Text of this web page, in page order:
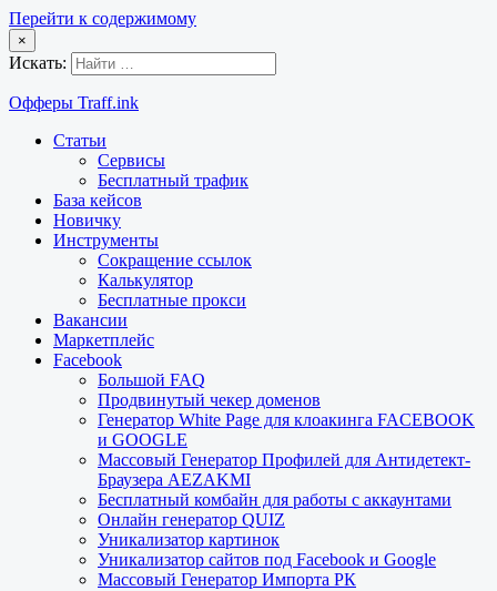
Перейти к содержимому
×
Искать:
Офферы Traff.ink
Статьи
Сервисы
Бесплатный трафик
База кейсов
Новичку
Инструменты
Сокращение ссылок
Калькулятор
Бесплатные прокси
Вакансии
Маркетплейс
Facebook
Большой FAQ
Продвинутый чекер доменов
Генератор White Page для клоакинга FACEBOOK
и GOOGLE
Массовый Генератор Профилей для Антидетект-
Браузера AEZAKMI
Бесплатный комбайн для работы с аккаунтами
Онлайн генератор QUIZ
Уникализатор картинок
Уникализатор сайтов под Facebook и Google
Массовый Генератор Импорта РК